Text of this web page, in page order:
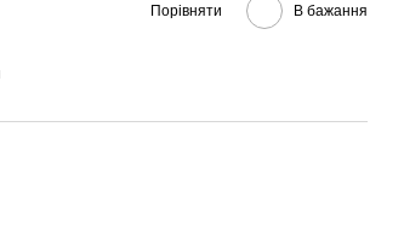
Порівняти В бажання